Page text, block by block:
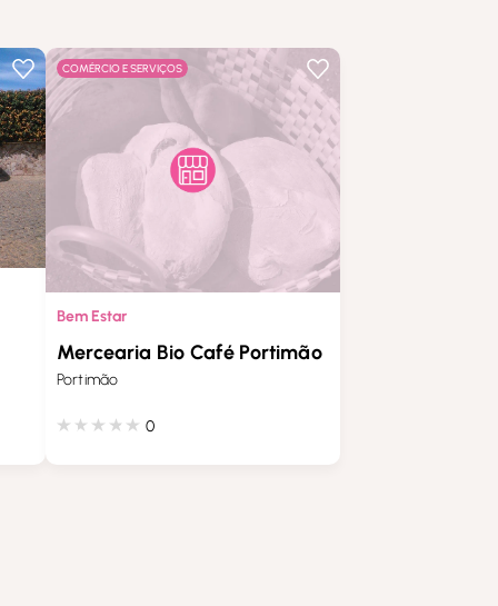
COMÉRCIO E SERVIÇOS
Bem Estar
Mercearia Bio Café Portimão
Portimão
0